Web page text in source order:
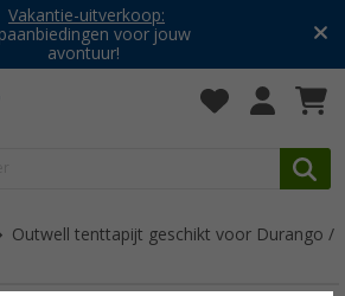
Vakantie-uitverkoop:
voor jouw
avontuur!
Outwell tenttapijt geschikt voor Durango /